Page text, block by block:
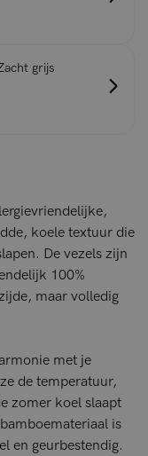
grijs
koele textuur die
De vezels zijn
100%
maar volledig
met je
de temperatuur,
zomer koel slaapt
is
en geurbestendig.